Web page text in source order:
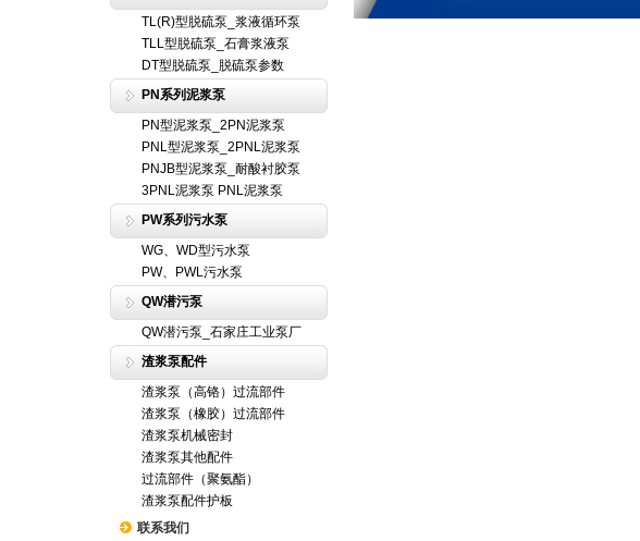
TL(R)型脱硫泵_浆液循环泵
TLL型脱硫泵_石膏浆液泵
DT型脱硫泵_脱硫泵参数
PN系列泥浆泵
PN型泥浆泵_2PN泥浆泵
PNL型泥浆泵_2PNL泥浆泵
PNJB型泥浆泵_耐酸衬胶泵
3PNL泥浆泵 PNL泥浆泵
PW系列污水泵
WG、WD型污水泵
PW、PWL污水泵
QW潜污泵
QW潜污泵_石家庄工业泵厂
渣浆泵配件
渣浆泵（高铬）过流部件
渣浆泵（橡胶）过流部件
渣浆泵机械密封
渣浆泵其他配件
过流部件（聚氨酯）
渣浆泵配件护板
联系我们